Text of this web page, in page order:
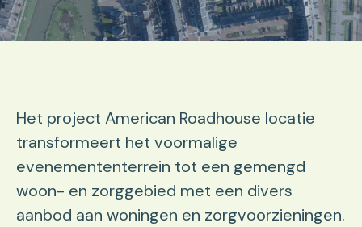
Het project American Roadhouse locatie
transformeert het voormalige
evenemententerrein tot een gemengd
woon- en zorggebied met een divers
aanbod aan woningen en zorgvoorzieningen.